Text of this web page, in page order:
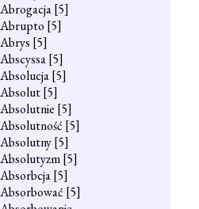
Abrogacja[5]
Abrupto [5]
Abrys [5]
Abscyssa[5]
Absolucja[5]
Absolut[5]
Absolutnie [5]
Absolutność [5]
Absolutny[5]
Absolutyzm[5]
Absorbcja[5]
Absorbować [5]